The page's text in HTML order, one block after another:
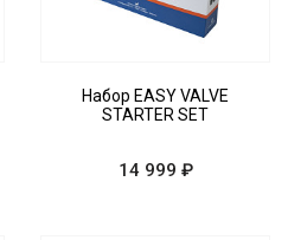
Набор EASY VALVE
STARTER SET
14 999 ₽